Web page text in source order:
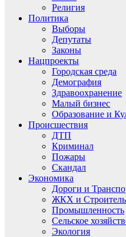
Религия
Политика
Выборы
Депутаты
Законы
Нацпроекты
Городская среда
Демография
Здравоохранение
Малый бизнес
Образование и
Происшествия
ДТП
Криминал
Пожары
Скандал
Экономика
Дороги и
ЖКХ и
Промышленность
Сельское
Экология